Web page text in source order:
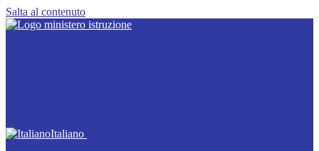
Salta al contenuto
Italiano